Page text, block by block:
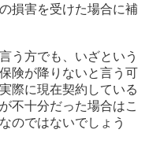
損害を受けた場合に補
う方でも、いざという
険が降りないと言う可
際に現在契約している
不十分だった場合はこ
のではないでしょう